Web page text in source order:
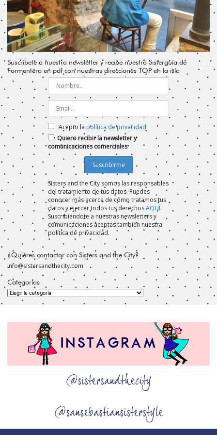
Suscríbete a nuestra newsletter y recibe nuestra Sisterguía de
Formentera en pdf con nuestras direcciones TOP en la isla
Acepto la política de privacidad
Quiero recibir la newsletter y
comunicaciones comerciales
Sisters and the City somos las responsables
del tratamiento de tus datos. Puedes
conocer más acerca de cómo tratamos tus
datos y ejercer todos tus derechosAQUÍ.
Suscribiéndote a nuestras newsletters y
comunicaciones aceptas también nuestra
política de privacidad.
¿Quiéres contactar con Sisters and the City?
info@sistersandthecity.com
Categorías
Categorías
@sistersandthecity
@sansebastiansisterstyle